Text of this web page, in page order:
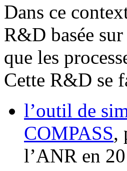
Dans ce
R&D basée
que les
Cette R&D se
l’outil de
COMPASS,
l’ANR en